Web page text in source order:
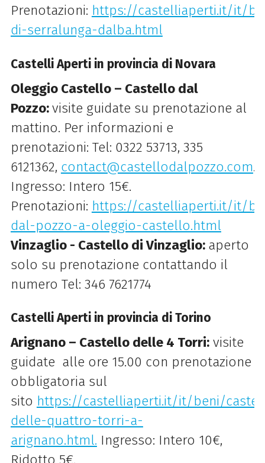
Prenotazioni: https://castelliaperti.it/it/
di-serralunga-dalba.html
Castelli Aperti in provincia di Novara
Oleggio Castello – Castello dal
Pozzo:visite guidate su prenotazione al
mattino. Per informazioni e
prenotazioni: Tel: 0322 53713, 335
6121362, contact@castellodalpozzo.com.
Ingresso: Intero 15€.
Prenotazioni: https://castelliaperti.it/it/
dal-pozzo-a-oleggio-castello.html
Vinzaglio - Castello di Vinzaglio: aperto
solo su prenotazione contattando il
numero Tel: 346 7621774
Castelli Aperti in provincia di Torino
Arignano – Castello delle 4 Torri:visite
guidate alle ore 15.00 con prenotazione
obbligatoria sul
sito https://castelliaperti.it/it/beni/
delle-quattro-torri-a-
arignano.html. Ingresso: Intero 10€,
Ridotto 5€.